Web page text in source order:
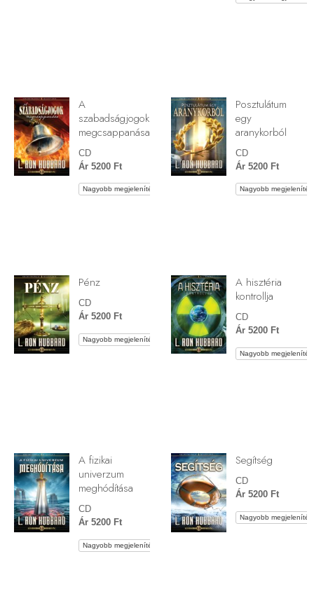
A
szabadságjogok
megcsappanása
CD
Ár 5200 Ft
Nagyobb megjelenítés
Posztulátum
egy
aranykorból
CD
Ár 5200 Ft
Nagyobb megjelenítés
Pénz
CD
Ár 5200 Ft
Nagyobb megjelenítés
A hisztéria
kontrollja
CD
Ár 5200 Ft
Nagyobb megjelenítés
A fizikai
univerzum
meghódítása
CD
Ár 5200 Ft
Nagyobb megjelenítés
Segítség
CD
Ár 5200 Ft
Nagyobb megjelenítés